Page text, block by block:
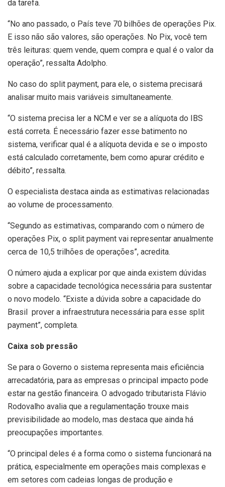
da tarefa.
“No ano passado, o País teve 70 bilhões de operações Pix.
E isso não são valores, são operações. No Pix, você tem
três leituras: quem vende, quem compra e qual é o valor da
operação”, ressalta Adolpho.
No caso do split payment, para ele, o sistema precisará
analisar muito mais variáveis simultaneamente.
“O sistema precisa ler a NCM e ver se a alíquota do IBS
está correta. É necessário fazer esse batimento no
sistema, verificar qual é a alíquota devida e se o imposto
está calculado corretamente, bem como apurar crédito e
débito”, ressalta.
O especialista destaca ainda as estimativas relacionadas
ao volume de processamento.
“Segundo as estimativas, comparando com o número de
operações Pix, o split payment vai representar anualmente
cerca de 10,5 trilhões de operações”, acredita.
O número ajuda a explicar por que ainda existem dúvidas
sobre a capacidade tecnológica necessária para sustentar
o novo modelo. “Existe a dúvida sobre a capacidade do
Brasil prover a infraestrutura necessária para esse split
payment”, completa.
Caixa sob pressão
Se para o Governo o sistema representa mais eficiência
arrecadatória, para as empresas o principal impacto pode
estar na gestão financeira. O advogado tributarista Flávio
Rodovalho avalia que a regulamentação trouxe mais
previsibilidade ao modelo, mas destaca que ainda há
preocupações importantes.
“O principal deles é a forma como o sistema funcionará na
prática, especialmente em operações mais complexas e
em setores com cadeias longas de produção e